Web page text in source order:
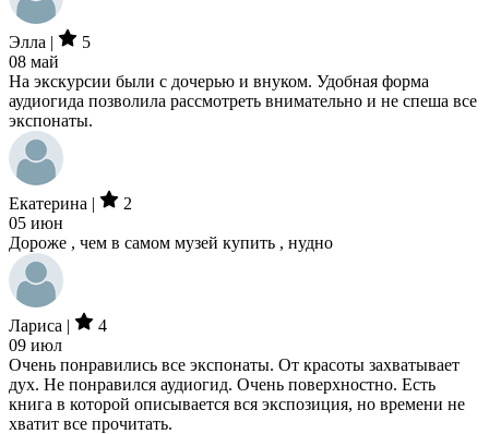
Элла |
5
08 май
На экскурсии были с дочерью и внуком. Удобная форма
аудиогида позволила рассмотреть внимательно и не спеша все
экспонаты.
Екатерина |
2
05 июн
Дороже , чем в самом музей купить , нудно
Лариса |
4
09 июл
Очень понравились все экспонаты. От красоты захватывает
дух. Не понравился аудиогид. Очень поверхностно. Есть
книга в которой описывается вся экспозиция, но времени не
хватит все прочитать.